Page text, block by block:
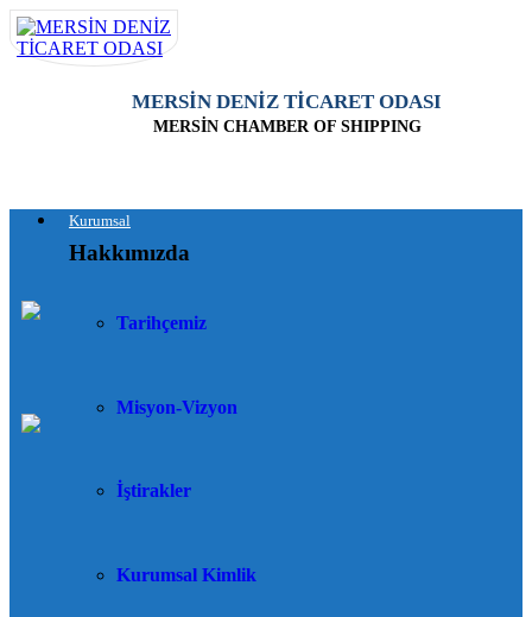
MERSİN DENİZ TİCARET ODASI
MERSİN CHAMBER OF SHIPPING
Kurumsal
Hakkımızda
Tarihçemiz
Misyon-Vizyon
İştirakler
Kurumsal Kimlik